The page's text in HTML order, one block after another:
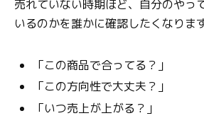
売れていない時期ほど、自分のやっ
いるのかを誰かに確認したくなります
「この商品で合ってる？」
「この方向性で大丈夫？」
「いつ売上が上がる？」